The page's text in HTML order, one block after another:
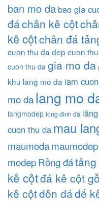
ban mo da bao gia
đáchân kê cột
kê cộtchân đá
cuon thu da dep cuon
cuon thu da gia mo da
khu lang mo da lam
mo dalang mo
langmodep long đình đá
cuon thu da mau
maumodamaumodep
modepRồng đá
kê cộtđá kê cột gỗ
kê cộtđôn đáđế